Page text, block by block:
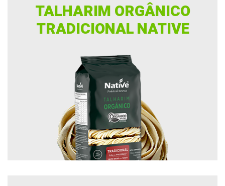
TALHARIM ORGÂNICO
TRADICIONAL NATIVE